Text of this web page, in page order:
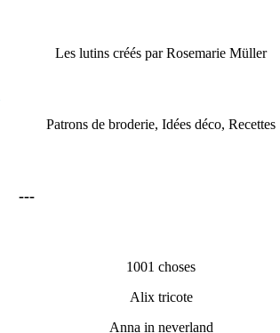
Les lutins créés par Rosemarie Müller
Patrons de broderie, Idées déco, Recettes
---
1001 choses
Alix tricote
Anna in neverland